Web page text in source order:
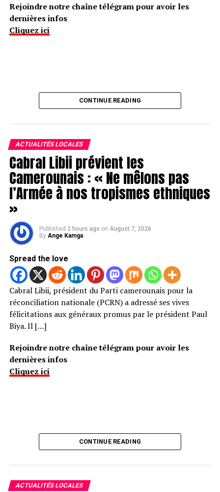
Rejoindre notre chaîne télégram pour avoir les
dernières infos
Cliquez ici
CONTINUE READING
ACTUALITÉS LOCALES
Cabral Libii prévient les
Camerounais : « Ne mêlons pas
l’Armée à nos tropismes ethniques
»
Published 2 hours ago on August 7, 2026
By Ange Kamga
Spread the love
Cabral Libii, président du Parti camerounais pour la
réconciliation nationale (PCRN) a adressé ses vives
félicitations aux généraux promus par le président Paul
Biya. Il […]
Rejoindre notre chaîne télégram pour avoir les
dernières infos
Cliquez ici
CONTINUE READING
ACTUALITÉS LOCALES